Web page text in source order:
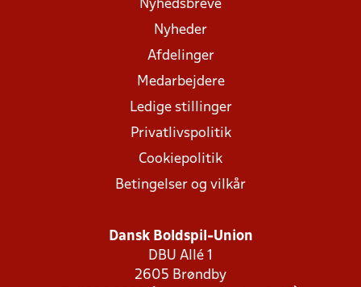
Nyhedsbreve
Nyheder
Afdelinger
Medarbejdere
Ledige stillinger
Privatlivspolitik
Cookiepolitik
Betingelser og vilkår
Dansk Boldspil-Union
DBU Allé 1
2605 Brøndby